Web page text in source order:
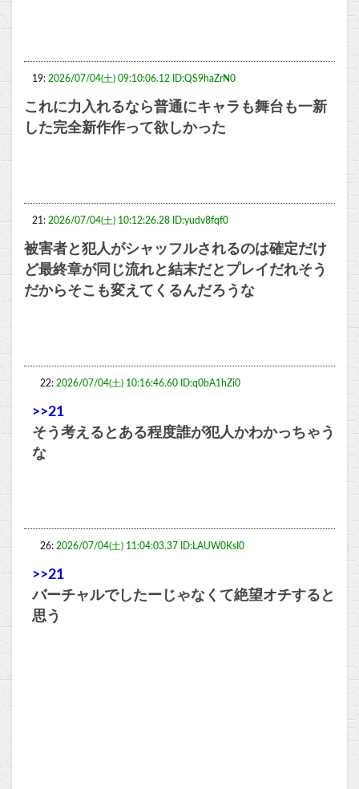
19: 2026/07/04(土) 09:10:06.12 ID:QS9haZrN0
これに力入れるなら普通にキャラも舞台も一新
した完全新作作って欲しかった
21: 2026/07/04(土) 10:12:26.28 ID:yudv8fqf0
被害者と犯人がシャッフルされるのは確定だけ
ど最終章が同じ流れと結末だとプレイだれそう
だからそこも変えてくるんだろうな
22: 2026/07/04(土) 10:16:46.60 ID:q0bA1hZi0
>>21
そう考えるとある程度誰が犯人かわかっちゃう
な
26: 2026/07/04(土) 11:04:03.37 ID:LAUW0KsI0
>>21
バーチャルでしたーじゃなくて絶望オチすると
思う